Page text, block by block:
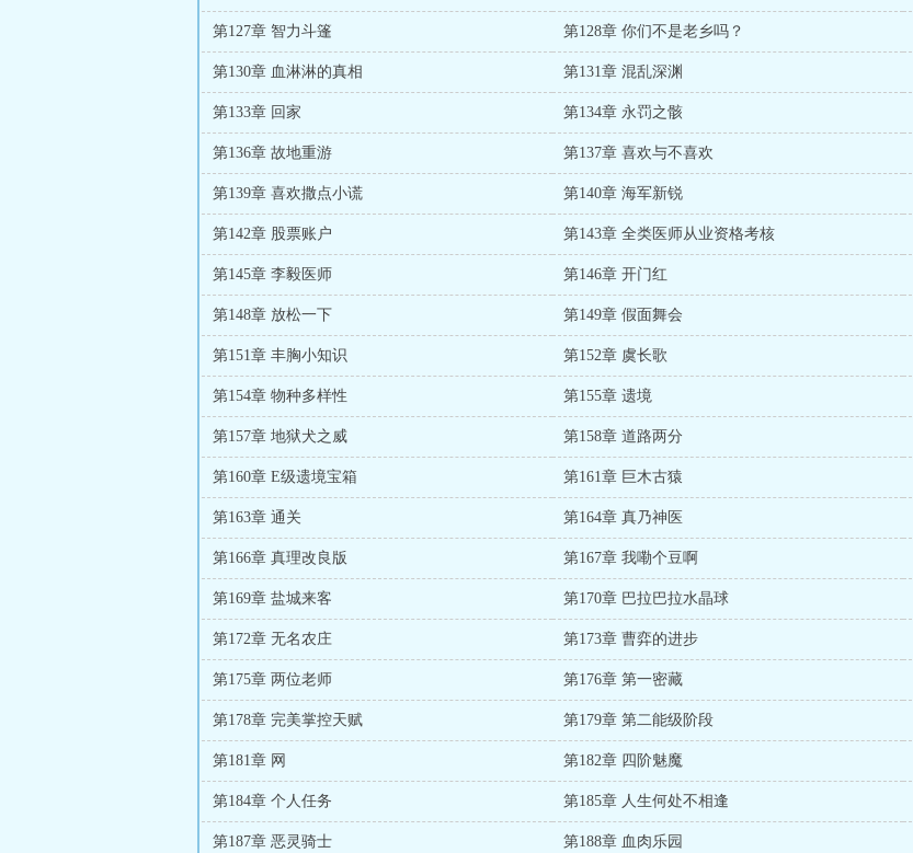
第127章 智力斗篷 第128章 你们不是老乡吗？
第130章 血淋淋的真相 第131章 混乱深渊
第133章 回家 第134章 永罚之骸
第136章 故地重游 第137章 喜欢与不喜欢
第139章 喜欢撒点小谎 第140章 海军新锐
第142章 股票账户 第143章 全类医师从业资格考核
第145章 李毅医师 第146章 开门红
第148章 放松一下 第149章 假面舞会
第151章 丰胸小知识 第152章 虞长歌
第154章 物种多样性 第155章 遗境
第157章 地狱犬之威 第158章 道路两分
第160章 E级遗境宝箱 第161章 巨木古猿
第163章 通关 第164章 真乃神医
第166章 真理改良版 第167章 我嘞个豆啊
第169章 盐城来客 第170章 巴拉巴拉水晶球
第172章 无名农庄 第173章 曹弈的进步
第175章 两位老师 第176章 第一密藏
第178章 完美掌控天赋 第179章 第二能级阶段
第181章 网 第182章 四阶魅魔
第184章 个人任务 第185章 人生何处不相逢
第187章 恶灵骑士 第188章 血肉乐园